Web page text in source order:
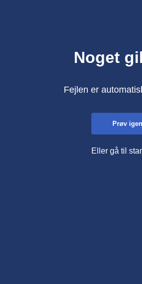
Noget
Fejlen er
Prøv igen
Eller gå til